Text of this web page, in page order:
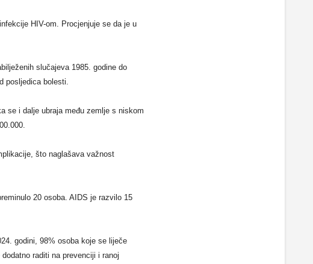
HIV-om. Procjenjuje se da je u
slučajeva 1985. godine do
posljedica bolesti.
se i dalje ubraja među zemlje s niskom
što naglašava važnost
20 osoba. AIDS je razvilo 15
godini, 98% osoba koje se liječe
raditi na prevenciji i ranoj